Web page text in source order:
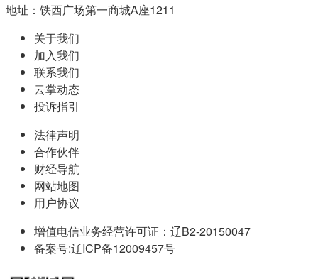
地址：铁西广场第一商城A座1211
关于我们
加入我们
联系我们
云掌动态
投诉指引
法律声明
合作伙伴
财经导航
网站地图
用户协议
增值电信业务经营许可证：辽B2-20150047
备案号:辽ICP备12009457号